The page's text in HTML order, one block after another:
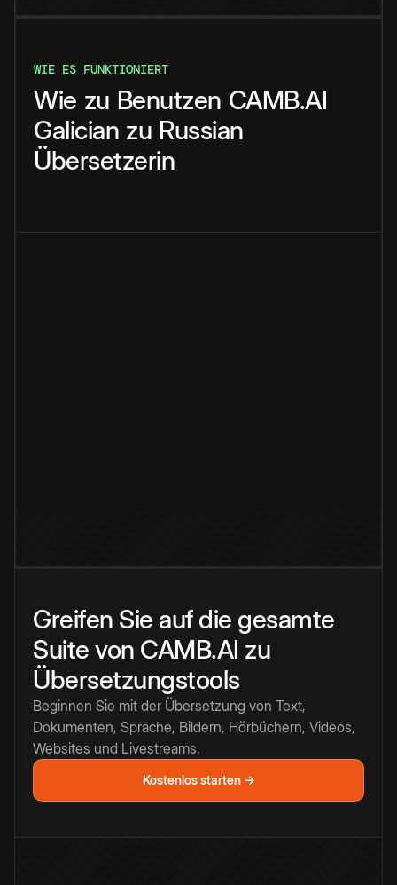
WIE ES FUNKTIONIERT
Wie zu Benutzen CAMB.AI
Galician zu Russian
Übersetzerin
Greifen Sie auf die gesamte
Suite von CAMB.AI zu
Übersetzungstools
Beginnen Sie mit der Übersetzung von Text,
Dokumenten, Sprache, Bildern, Hörbüchern, Videos,
Websites und Livestreams.
Kostenlos starten →